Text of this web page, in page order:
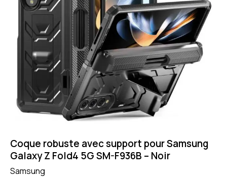
Coque robuste avec support pour Samsung
Galaxy Z Fold4 5G SM-F936B – Noir
Samsung